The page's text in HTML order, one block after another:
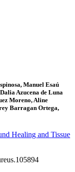
Manuel Esaú
Azucena de Luna
Moreno, Aline
Barragan Ortega,
Healing and Tissue